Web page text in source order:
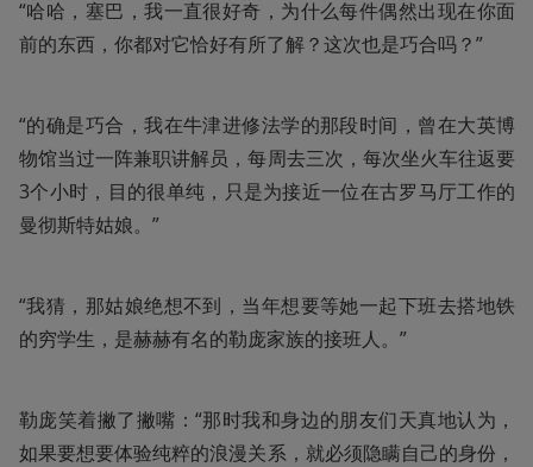
“哈哈，塞巴，我一直很好奇，为什么每件偶然出现在你面
前的东西，你都对它恰好有所了解？这次也是巧合吗？”
“的确是巧合，我在牛津进修法学的那段时间，曾在大英博
物馆当过一阵兼职讲解员，每周去三次，每次坐火车往返要
3个小时，目的很单纯，只是为接近一位在古罗马厅工作的
曼彻斯特姑娘。”
“我猜，那姑娘绝想不到，当年想要等她一起下班去搭地铁
的穷学生，是赫赫有名的勒庞家族的接班人。”
勒庞笑着撇了撇嘴：“那时我和身边的朋友们天真地认为，
如果要想要体验纯粹的浪漫关系，就必须隐瞒自己的身份，